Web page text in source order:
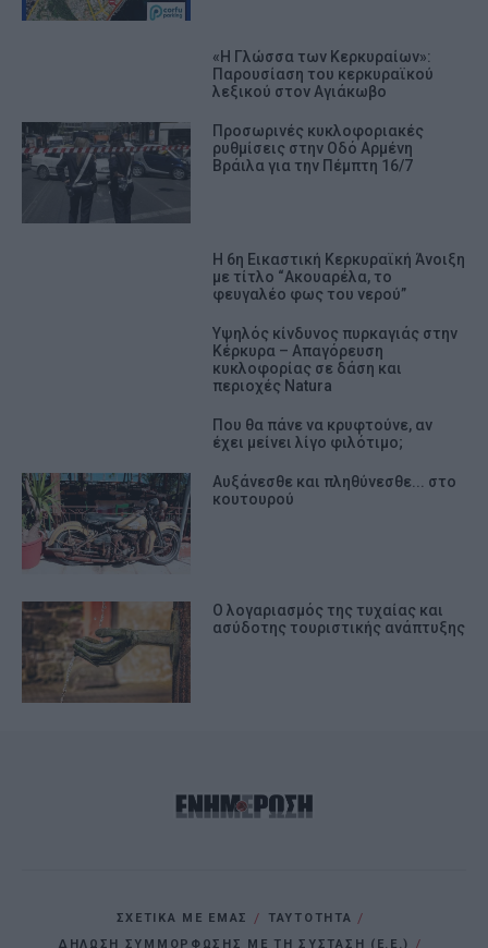
«Η Γλώσσα των Κερκυραίων»:
Παρουσίαση του κερκυραϊκού
λεξικού στον Αγιάκωβο
Προσωρινές κυκλοφοριακές
ρυθμίσεις στην Οδό Αρμένη
Βράιλα για την Πέμπτη 16/7
Η 6η Εικαστική Κερκυραϊκή Άνοιξη
με τίτλο “Ακουαρέλα, το
φευγαλέο φως του νερού”
Υψηλός κίνδυνος πυρκαγιάς στην
Κέρκυρα – Απαγόρευση
κυκλοφορίας σε δάση και
περιοχές Natura
Που θα πάνε να κρυφτούνε, αν
έχει μείνει λίγο φιλότιμο;
Αυξάνεσθε και πληθύνεσθε... στο
κουτουρού
Ο λογαριασμός της τυχαίας και
ασύδοτης τουριστικής ανάπτυξης
ΣΧΕΤΙΚΑ ΜΕ ΕΜΑΣ
ΤΑΥΤΟΤΗΤΑ
ΔΗΛΩΣΗ ΣΥΜΜΟΡΦΩΣΗΣ ΜΕ ΤΗ ΣΥΣΤΑΣΗ (Ε.Ε.)